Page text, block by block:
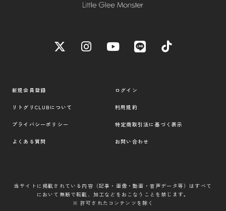
新規会員登録 ログイン
リトグリCLUBについて 利用規約
プライバシーポリシー 特定商取引法に基づく表示
よくある質問 お問い合わせ
当サイトに掲載されている内容（記事・画像・動画・音声データ等）はすべて
において無断で転載、加工などをおこなうことを禁じます。
※ 許可されたコンテンツを除く